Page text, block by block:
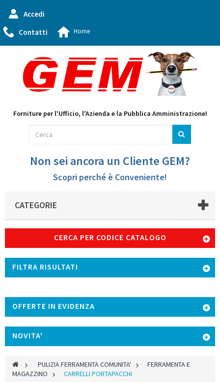
Accedi
Contatti
Home
Forniture per l'Ufficio, l'Azienda e la Pubblica Amministrazione!
Non sei ancora un Cliente GEM?
Scopri perché è Conveniente!
CATEGORIE
CERCA PER CODICE CATALOGO
FILTRA RISULTATI
OFFERTE IN EVIDENZA
NOVITA'
> PULIZIA FERRAMENTA COMUNITA' >
FERRAMENTA E
MAGAZZINO
> CARRELLI PORTAPACCHI